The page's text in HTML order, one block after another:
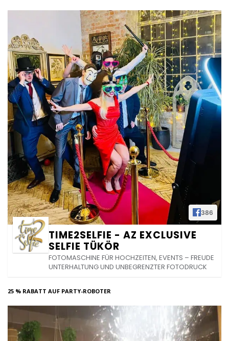
386
TIME2SELFIE - AZ EXCLUSIVE
SELFIE TÜKÖR
FOTOMASCHINE FÜR HOCHZEITEN, EVENTS – FREUDE
UNTERHALTUNG UND UNBEGRENZTER FOTODRUCK
25 % RABATT AUF PARTY-ROBOTER